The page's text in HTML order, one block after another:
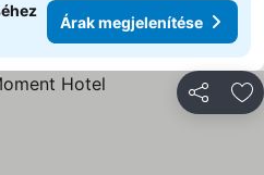
Árak megjelenítése